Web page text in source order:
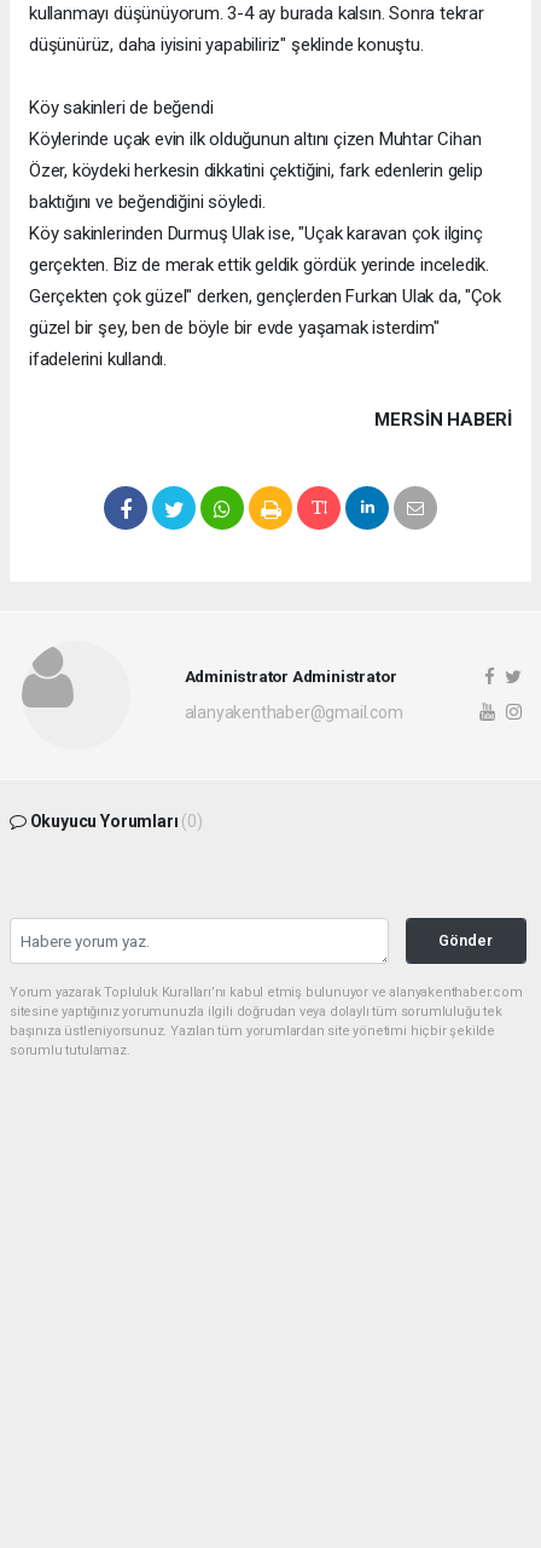
kullanmayı düşünüyorum. 3-4 ay burada kalsın. Sonra tekrar
düşünürüz, daha iyisini yapabiliriz" şeklinde konuştu.
Köy sakinleri de beğendi
Köylerinde uçak evin ilk olduğunun altını çizen Muhtar Cihan
Özer, köydeki herkesin dikkatini çektiğini, fark edenlerin gelip
baktığını ve beğendiğini söyledi.
Köy sakinlerinden Durmuş Ulak ise, "Uçak karavan çok ilginç
gerçekten. Biz de merak ettik geldik gördük yerinde inceledik.
Gerçekten çok güzel" derken, gençlerden Furkan Ulak da, "Çok
güzel bir şey, ben de böyle bir evde yaşamak isterdim"
ifadelerini kullandı.
MERSIN HABERİ
Administrator Administrator
alanyakenthaber@gmail.com
Okuyucu Yorumları (0)
Gönder
Yorum yazarak Topluluk Kuralları’nı kabul etmiş bulunuyor ve alanyakenthaber.com
sitesine yaptığınız yorumunuzla ilgili doğrudan veya dolaylı tüm sorumluluğu tek
başınıza üstleniyorsunuz. Yazılan tüm yorumlardan site yönetimi hiçbir şekilde
sorumlu tutulamaz.